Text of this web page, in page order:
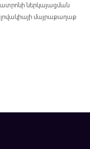
ներկայացման
մայրաքաղաք